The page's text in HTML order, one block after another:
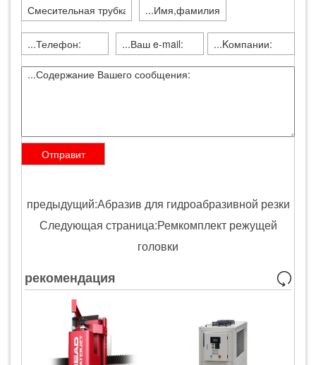
предыдущий:Абразив для гидроабразивной резки
Следующая страница:Ремкомплект режущей
головки
рекомендация